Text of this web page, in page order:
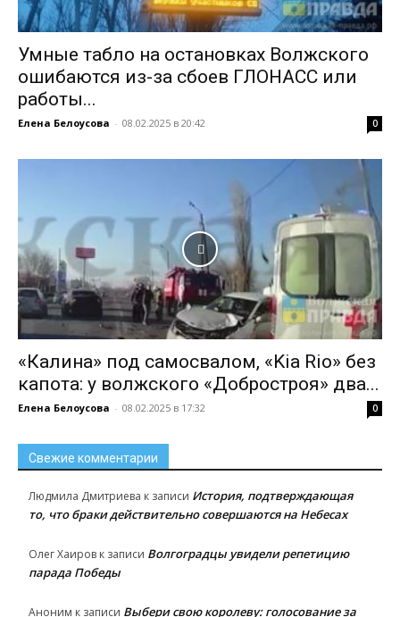
Умные табло на остановках Волжского
ошибаются из-за сбоев ГЛОНАСС или
работы...
Елена Белоусова - 08.02.2025 в 20:42 0
«Калина» под самосвалом, «Kia Rio» без
капота: у волжского «Добростроя» два...
Елена Белоусова - 08.02.2025 в 17:32 0
Свежие комментарии
Людмила Дмитриева к записи История, подтверждающая
то, что браки действительно совершаются на Небесах
Олег Хаиров к записи Волгоградцы увидели репетицию
парада Победы
Аноним к записи Выбери свою королеву: голосование за